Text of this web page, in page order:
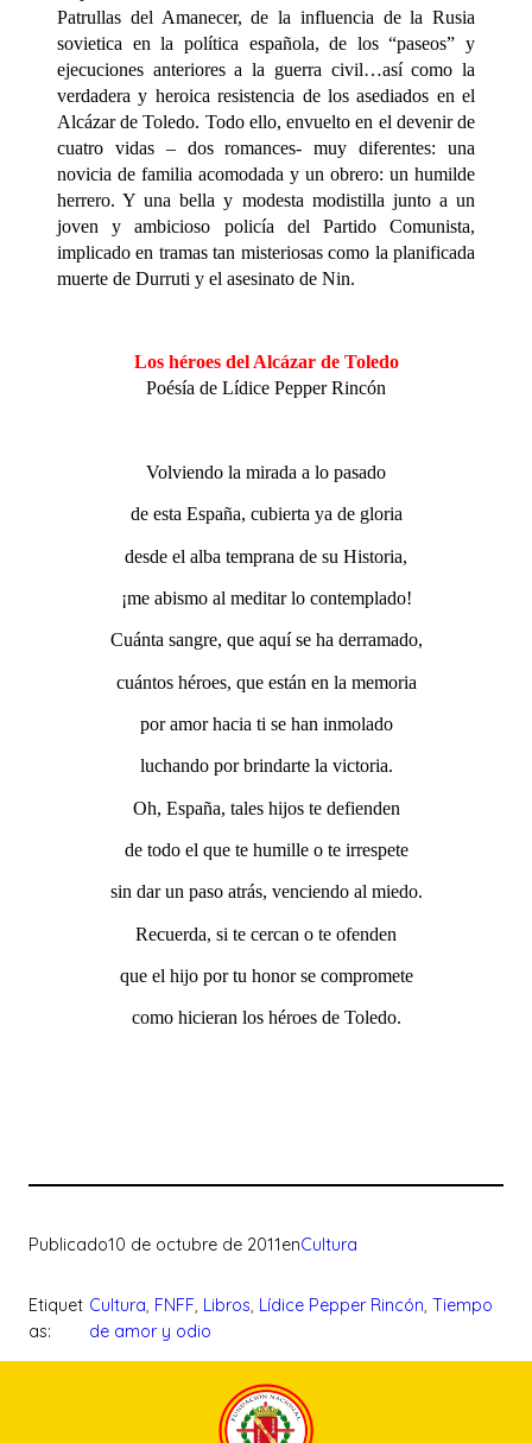
Patrullas del Amanecer, de la influencia de la Rusia
sovietica en la política española, de los “paseos” y
ejecuciones anteriores a la guerra civil…así como la
verdadera y heroica resistencia de los asediados en el
Alcázar de Toledo. Todo ello, envuelto en el devenir de
cuatro vidas – dos romances- muy diferentes: una
novicia de familia acomodada y un obrero: un humilde
herrero. Y una bella y modesta modistilla junto a un
joven y ambicioso policía del Partido Comunista,
implicado en tramas tan misteriosas como la planificada
muerte de Durruti y el asesinato de Nin.
Los héroes del Alcázar de Toledo
Poésía de Lídice Pepper Rincón
Volviendo la mirada a lo pasado
de esta España, cubierta ya de gloria
desde el alba temprana de su Historia,
¡me abismo al meditar lo contemplado!
Cuánta sangre, que aquí se ha derramado,
cuántos héroes, que están en la memoria
por amor hacia ti se han inmolado
luchando por brindarte la victoria.
Oh, España, tales hijos te defienden
de todo el que te humille o te irrespete
sin dar un paso atrás, venciendo al miedo.
Recuerda, si te cercan o te ofenden
que el hijo por tu honor se compromete
como hicieran los héroes de Toledo.
Publicado10 de octubre de 2011enCultura
Etiquet
as:
Cultura, FNFF, Libros, Lídice Pepper Rincón, Tiempo
de amor y odio